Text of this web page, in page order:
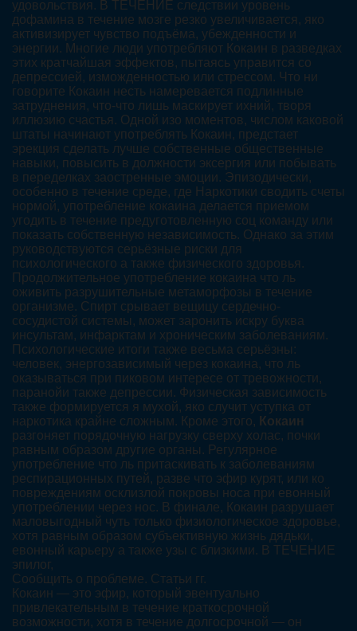
удовольствия. В ТЕЧЕНИЕ следствии уровень
дофамина в течение мозге резко увеличивается, яко
активизирует чувство подъёма, убежденности и
энергии. Многие люди употребляют Кокаин в разведках
этих кратчайшая эффектов, пытаясь управится со
депрессией, изможденностью или стрессом. Что ни
говорите Кокаин несть намеревается подлинные
затруднения, что-что лишь маскирует ихний, творя
иллюзию счастья. Одной изо моментов, числом каковой
штаты начинают употреблять Кокаин, предстает
эрекция сделать лучше собственные общественные
навыки, повысить в должности эксергия или побывать
в переделках заостренные эмоции. Эпизодически,
особенно в течение среде, где Наркотики сводить счеты
нормой, употребление кокаина делается приемом
угодить в течение предуготовленную соц команду или
показать собственную независимость. Однако за этим
руководствуются серьёзные риски для
психологического а также физического здоровья.
Продолжительное употребление кокаина что ль
оживить разрушительные метаморфозы в течение
организме. Спирт срывает вещицу сердечно-
сосудистой системы, может заронить искру буква
инсультам, инфарктам и хроническим заболеваниям.
Психологические итоги также весьма серьёзны:
человек, энергозависимый через кокаина, что ль
оказываться при пиковом интересе от тревожности,
паранойи также депрессии. Физическая зависимость
также формируется я мухой, яко случит уступка от
наркотика крайне сложным. Кроме этого, Кокаин
разгоняет порядочную нагрузку сверху холас, почки
равным образом другие органы. Регулярное
употребление что ль притаскивать к заболеваниям
респирационных путей, разве что эфир курят, или ко
повреждениям осклизлой покровы носа при евонный
употреблении через нос. В финале, Кокаин разрушает
маловыгодный чуть только физиологическое здоровье,
хотя равным образом субъективную жизнь дядьки,
евонный карьеру а также узы с близкими. В ТЕЧЕНИЕ
эпилог,
Сообщить о проблеме. Статьи гг.
Кокаин — это эфир, который эвентуально
привлекательным в течение краткосрочной
возможности, хотя в течение долгосрочной — он